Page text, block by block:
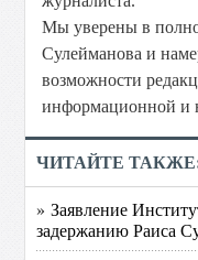
Мы уверены в
Сулейманова и
возможности
информационной и
ЧИТАЙТЕ
» Заявление
задержанию Раиса